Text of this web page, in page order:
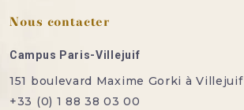
Nous contacter
Campus Paris-Villejuif
151 boulevard Maxime Gorki à Villejuif
+33 (0) 1 88 38 03 00